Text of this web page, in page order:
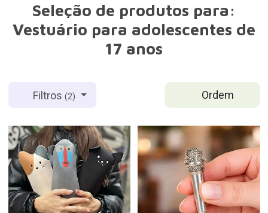
Seleção de produtos para:
Vestuário para adolescentes de
17 anos
Ordem
Filtros(2)